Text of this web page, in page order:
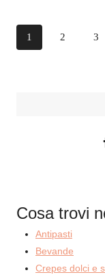
Navigazione
1 2 3
Cosa trovi
Antipasti
Bevande
Crepes dolci e